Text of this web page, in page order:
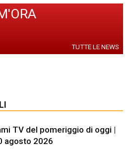
TUTTE LE NEWS
TV del pomeriggio di oggi |
agosto 2026